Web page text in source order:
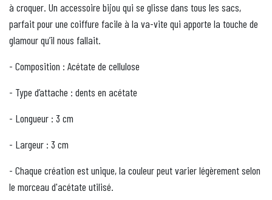
à croquer. Un accessoire bijou qui se glisse dans tous les sacs,
parfait pour une coiffure facile à la va-vite qui apporte la touche de
glamour qu’il nous fallait.
- Composition : Acétate de cellulose
- Type d’attache : dents en acétate
- Longueur : 3 cm
- Largeur : 3 cm
- Chaque création est unique, la couleur peut varier légèrement selon
le morceau d'acétate utilisé.